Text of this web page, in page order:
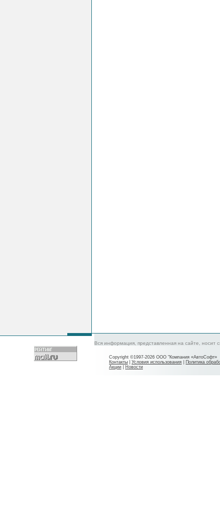
Вся информация, представленная на сайте, носит
Copyright ©1997-2026 ООО "Компания «АвтоСофт»
Контакты
Условия использования
Политика
Акции
Новости